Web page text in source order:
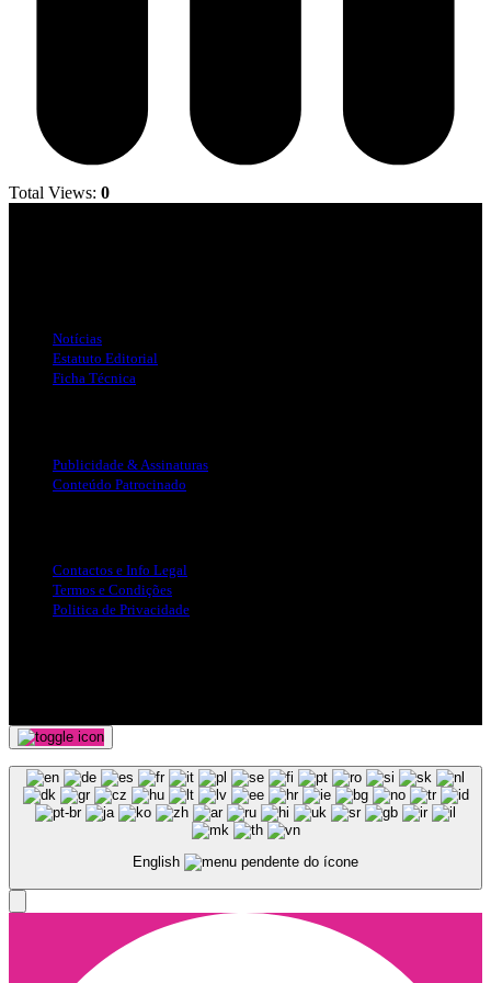
Total Views: 0
Notícias
Estatuto Editorial
Ficha Técnica
Publicidade & Assinaturas
Conteúdo Patrocinado
Contactos e Info Legal
Termos e Condições
Politica de Privacidade
English